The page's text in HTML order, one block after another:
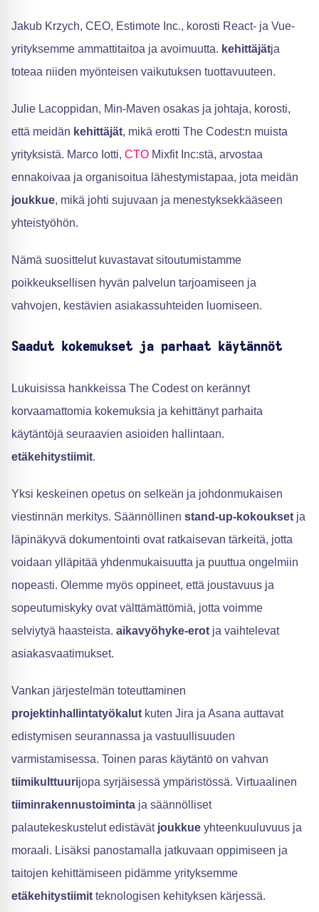
Jakub Krzych, CEO, Estimote Inc., korosti React- ja Vue-
yrityksemme ammattitaitoa ja avoimuutta. kehittäjätja
toteaa niiden myönteisen vaikutuksen tuottavuuteen.
Julie Lacoppidan, Min-Maven osakas ja johtaja, korosti,
että meidän kehittäjät, mikä erotti The Codest:n muista
yrityksistä. Marco Iotti, CTO Mixfit Inc:stä, arvostaa
ennakoivaa ja organisoitua lähestymistapaa, jota meidän
joukkue, mikä johti sujuvaan ja menestyksekkääseen
yhteistyöhön.
Nämä suosittelut kuvastavat sitoutumistamme
poikkeuksellisen hyvän palvelun tarjoamiseen ja
vahvojen, kestävien asiakassuhteiden luomiseen.
Saadut kokemukset ja parhaat käytännöt
Lukuisissa hankkeissa The Codest on kerännyt
korvaamattomia kokemuksia ja kehittänyt parhaita
käytäntöjä seuraavien asioiden hallintaan.
etäkehitystiimit.
Yksi keskeinen opetus on selkeän ja johdonmukaisen
viestinnän merkitys. Säännöllinen stand-up-kokoukset ja
läpinäkyvä dokumentointi ovat ratkaisevan tärkeitä, jotta
voidaan ylläpitää yhdenmukaisuutta ja puuttua ongelmiin
nopeasti. Olemme myös oppineet, että joustavuus ja
sopeutumiskyky ovat välttämättömiä, jotta voimme
selviytyä haasteista. aikavyöhyke-erot ja vaihtelevat
asiakasvaatimukset.
Vankan järjestelmän toteuttaminen
projektinhallintatyökalut kuten Jira ja Asana auttavat
edistymisen seurannassa ja vastuullisuuden
varmistamisessa. Toinen paras käytäntö on vahvan
tiimikulttuurijopa syrjäisessä ympäristössä. Virtuaalinen
tiiminrakennustoiminta ja säännölliset
palautekeskustelut edistävät joukkue yhteenkuuluvuus ja
moraali. Lisäksi panostamalla jatkuvaan oppimiseen ja
taitojen kehittämiseen pidämme yrityksemme
etäkehitystiimit teknologisen kehityksen kärjessä.